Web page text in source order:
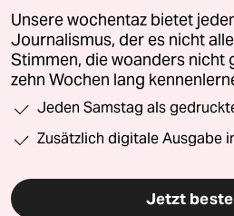
Unsere wochentaz bietet
Journalismus, der es nicht
Stimmen, die woanders nicht
zehn Wochen lang
Jeden Samstag als
Zusätzlich digitale Ausgabe
Jetzt